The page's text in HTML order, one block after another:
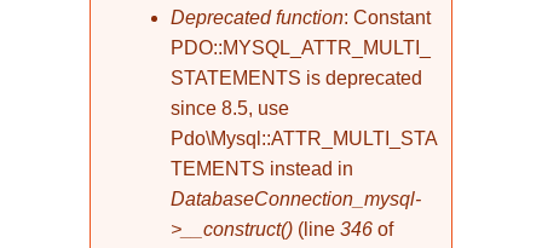
Deprecated function: Constant
PDO::MYSQL_ATTR_MULTI_
STATEMENTS is deprecated
since 8.5, use
Pdo\Mysql::ATTR_MULTI_STA
TEMENTS instead in
DatabaseConnection_mysql-
>__construct() (line 346 of